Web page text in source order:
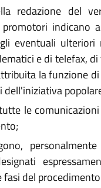
redazione del
indicano
eventuali ulteriori
e di telefax,
la funzione
le
fasi del